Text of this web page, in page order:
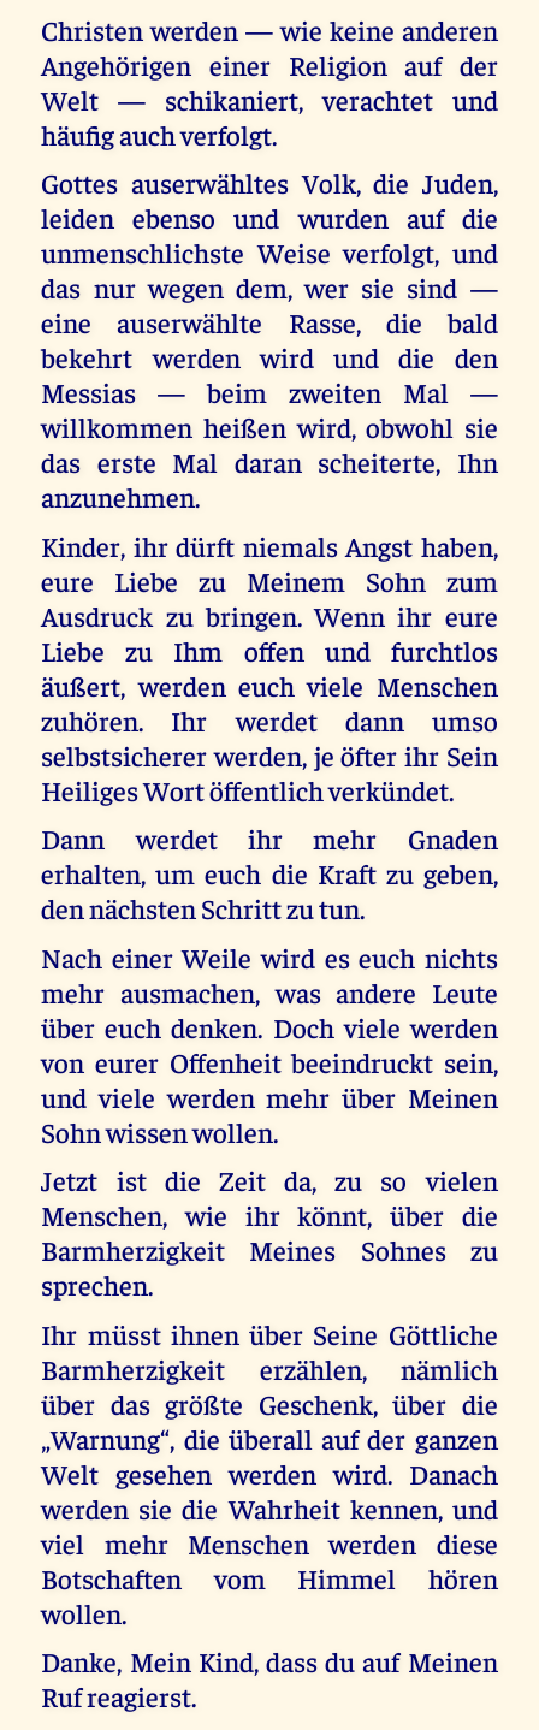
Christen werden — wie keine anderen
Angehörigen einer Religion auf der
Welt — schikaniert, verachtet und
häufig auch verfolgt.
Gottes auserwähltes Volk, die Juden,
leiden ebenso und wurden auf die
unmenschlichste Weise verfolgt, und
das nur wegen dem, wer sie sind —
eine auserwählte Rasse, die bald
bekehrt werden wird und die den
Messias — beim zweiten Mal —
willkommen heißen wird, obwohl sie
das erste Mal daran scheiterte, Ihn
anzunehmen.
Kinder, ihr dürft niemals Angst haben,
eure Liebe zu Meinem Sohn zum
Ausdruck zu bringen. Wenn ihr eure
Liebe zu Ihm offen und furchtlos
äußert, werden euch viele Menschen
zuhören. Ihr werdet dann umso
selbstsicherer werden, je öfter ihr Sein
Heiliges Wort öffentlich verkündet.
Dann werdet ihr mehr Gnaden
erhalten, um euch die Kraft zu geben,
den nächsten Schritt zu tun.
Nach einer Weile wird es euch nichts
mehr ausmachen, was andere Leute
über euch denken. Doch viele werden
von eurer Offenheit beeindruckt sein,
und viele werden mehr über Meinen
Sohn wissen wollen.
Jetzt ist die Zeit da, zu so vielen
Menschen, wie ihr könnt, über die
Barmherzigkeit Meines Sohnes zu
sprechen.
Ihr müsst ihnen über Seine Göttliche
Barmherzigkeit erzählen, nämlich
über das größte Geschenk, über die
„Warnung“, die überall auf der ganzen
Welt gesehen werden wird. Danach
werden sie die Wahrheit kennen, und
viel mehr Menschen werden diese
Botschaften vom Himmel hören
wollen.
Danke, Mein Kind, dass du auf Meinen
Ruf reagierst.